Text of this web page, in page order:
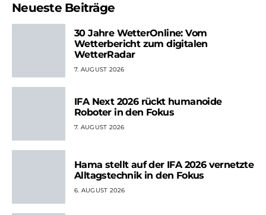
Neueste Beiträge
30 Jahre WetterOnline: Vom
Wetterbericht zum digitalen
WetterRadar
7. AUGUST 2026
IFA Next 2026 rückt humanoide
Roboter in den Fokus
7. AUGUST 2026
Hama stellt auf der IFA 2026 vernetzte
Alltagstechnik in den Fokus
6. AUGUST 2026